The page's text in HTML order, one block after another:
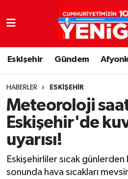
Eskişehir Gündem
HABERLER ESKIŞEHIR
Meteoroloji
Eskişehir'de
uyarısı!
Eskişehirliler sıcak günlerden
sonunda hava sıcakları
Nöbetçi Eczaneler
Hava Durumu
Trafik Durumu
Süper Lig Puan Durumu
Tüm Manşetler
Son Dakika Haberleri